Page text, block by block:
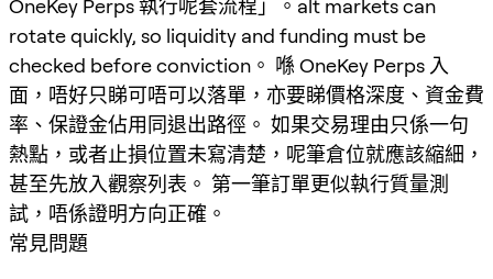
OneKey Perps 執行呢套流程」。alt markets can
rotate quickly, so liquidity and funding must be
checked before conviction。 喺 OneKey Perps 入
面，唔好只睇可唔可以落單，亦要睇價格深度、資金費
率、保證金佔用同退出路徑。 如果交易理由只係一句
熱點，或者止損位置未寫清楚，呢筆倉位就應該縮細，
甚至先放入觀察列表。 第一筆訂單更似執行質量測
試，唔係證明方向正確。
常見問題